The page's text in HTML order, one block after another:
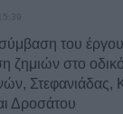
του έργου
ζημιών στο
Στεφανιάδας,
Δροσάτου